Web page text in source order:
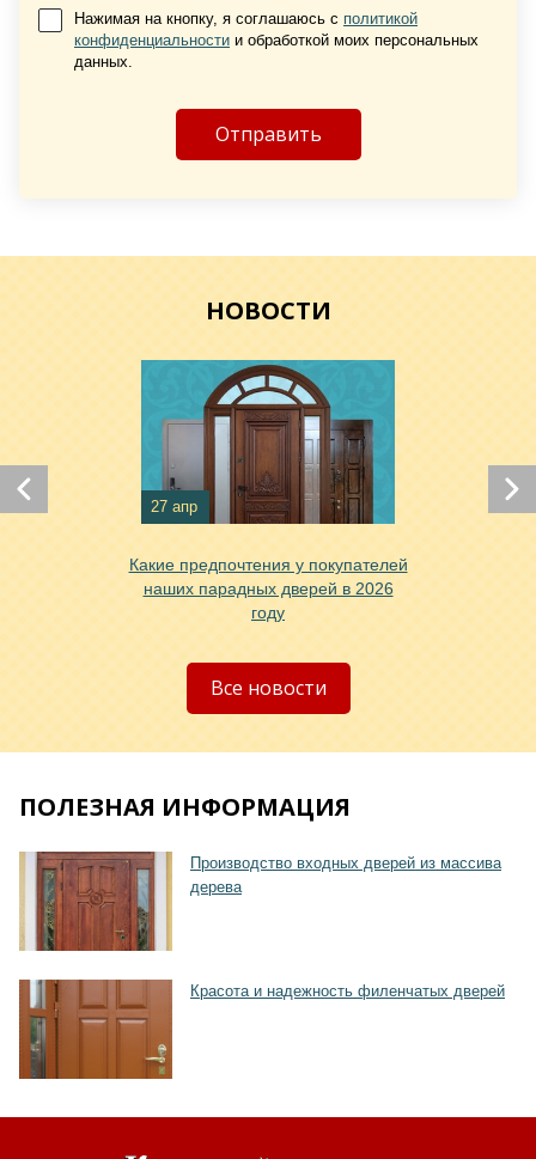
Нажимая на кнопку, я соглашаюсь с политикой
конфиденциальности и обработкой моих персональных
данных.
НОВОСТИ
27 апр
Какие предпочтения у покупателей
наших парадных дверей в 2026
году
Все новости
ПОЛЕЗНАЯ ИНФОРМАЦИЯ
Производство входных дверей из массива
дерева
Красота и надежность филенчатых дверей